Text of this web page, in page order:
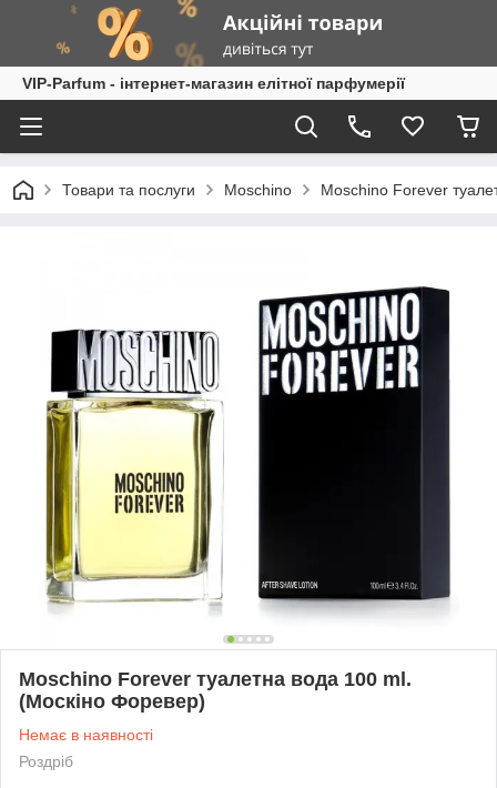
VIP-Parfum - інтернет-магазин елітної парфумерії
Товари та послуги Moschino Moschino Forever
Moschino Forever туалетна вода 100 ml.
(Москіно Форевер)
Немає в наявності
Роздріб